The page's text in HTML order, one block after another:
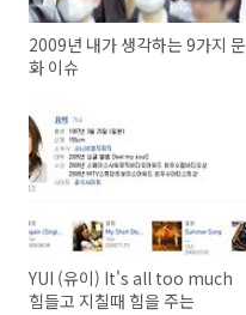
2009년 내가 생각하는 9가지 문
화 이슈
YUI (유이) It's all too much
힘들고 지칠때 힘을 주는